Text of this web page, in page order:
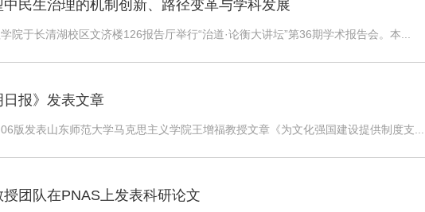
民生治理的机制创新、路径变革与学科发展
院于长清湖校区文济楼126报告厅举行“治道·论衡大讲坛”第36期学术报告会。本...
报》发表文章
版发表山东师范大学马克思主义学院王增福教授文章《为文化强国建设提供制度支...
团队在PNAS上发表科研论文